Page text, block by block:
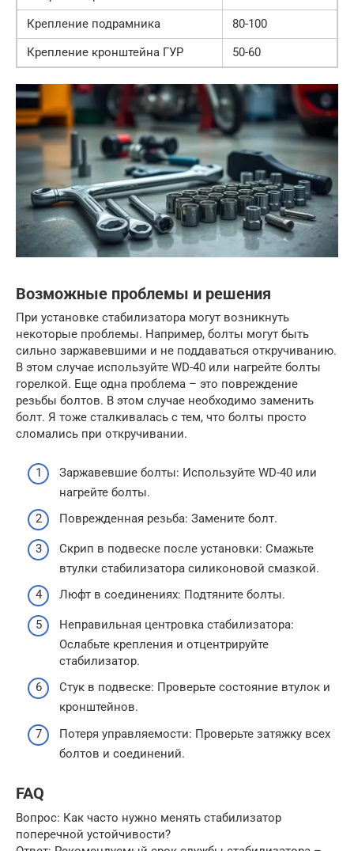
Крепление подрамника
80-100
Крепление кронштейна ГУР
50-60
Возможные проблемы и решения
При установке стабилизатора могут возникнуть
некоторые проблемы. Например, болты могут быть
сильно заржавевшими и не поддаваться откручиванию.
В этом случае используйте WD-40 или нагрейте болты
горелкой. Еще одна проблема – это повреждение
резьбы болтов. В этом случае необходимо заменить
болт. Я тоже сталкивалась с тем, что болты просто
сломались при откручивании.
Заржавевшие болты: Используйте WD-40 или
нагрейте болты.
Поврежденная резьба: Замените болт.
Скрип в подвеске после установки: Смажьте
втулки стабилизатора силиконовой смазкой.
Люфт в соединениях: Подтяните болты.
Неправильная центровка стабилизатора:
Ослабьте крепления и отцентрируйте
стабилизатор.
Стук в подвеске: Проверьте состояние втулок и
кронштейнов.
Потеря управляемости: Проверьте затяжку всех
болтов и соединений.
FAQ
Вопрос: Как часто нужно менять стабилизатор
поперечной устойчивости?